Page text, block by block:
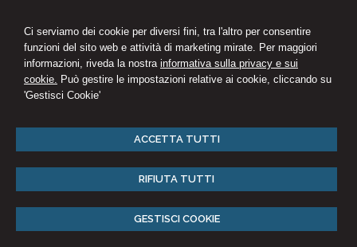
Ci serviamo dei cookie per diversi fini, tra l'altro per consentire
funzioni del sito web e attività di marketing mirate. Per maggiori
informazioni, riveda la nostra informativa sulla privacy e sui
cookie. Può gestire le impostazioni relative ai cookie, cliccando su
'Gestisci Cookie'
ACCETTA TUTTI
RIFIUTA TUTTI
GESTISCI COOKIE